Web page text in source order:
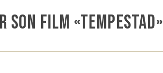
son film «Tempestad»